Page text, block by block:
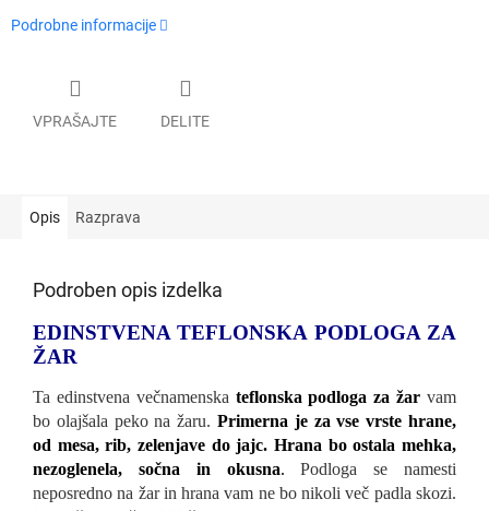
Podrobne informacije
VPRAŠAJTE DELITE
Opis Razprava
Podroben opis izdelka
EDINSTVENA TEFLONSKA PODLOGA ZA
ŽAR
Ta edinstvena večnamenska teflonska podloga za žarvam
bo olajšala peko na žaru. Primerna je za vse vrste hrane,
od mesa, rib, zelenjave do jajc. Hrana bo ostala mehka,
nezoglenela, sočna in okusna. Podloga se namesti
neposredno na žar in hrana vam ne bo nikoli več padla skozi.